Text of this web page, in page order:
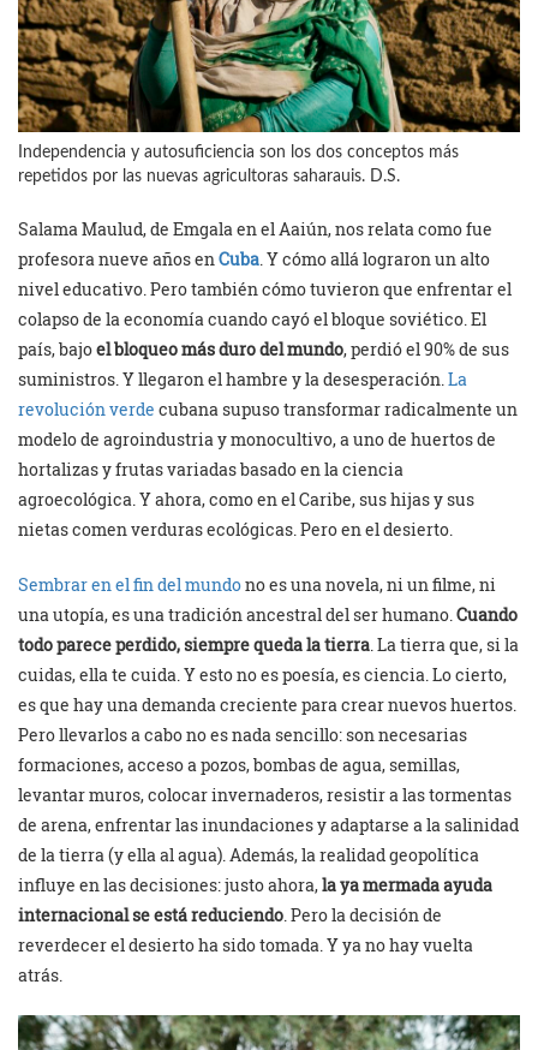
Independencia y autosuficiencia son los dos conceptos más
repetidos por las nuevas agricultoras saharauis. D.S.
Salama Maulud, de Emgala en el Aaiún, nos relata como fue
profesora nueve años enCuba. Y cómo allá lograron un alto
nivel educativo. Pero también cómo tuvieron que enfrentar el
colapso de la economía cuando cayó el bloque soviético. El
país, bajoel bloqueo más duro del mundo, perdió el 90% de sus
suministros. Y llegaron el hambre y la desesperación.La
revolución verde cubana supuso transformar radicalmente un
modelo de agroindustria y monocultivo, a uno de huertos de
hortalizas y frutas variadas basado en la ciencia
agroecológica. Y ahora, como en el Caribe, sus hijas y sus
nietas comen verduras ecológicas. Pero en el desierto.
Sembrar en el fin del mundono es una novela, ni un filme, ni
una utopía, es una tradición ancestral del ser humano.Cuando
todo parece perdido, siempre queda la tierra. La tierra que, si la
cuidas, ella te cuida. Y esto no es poesía, es ciencia. Lo cierto,
es que hay una demanda creciente para crear nuevos huertos.
Pero llevarlos a cabo no es nada sencillo: son necesarias
formaciones, acceso a pozos, bombas de agua, semillas,
levantar muros, colocar invernaderos, resistir a las tormentas
de arena, enfrentar las inundaciones y adaptarse a la salinidad
de la tierra (y ella al agua). Además, la realidad geopolítica
influye en las decisiones: justo ahora,la ya mermada ayuda
internacional se está reduciendo. Pero la decisión de
reverdecer el desierto ha sido tomada. Y ya no hay vuelta
atrás.